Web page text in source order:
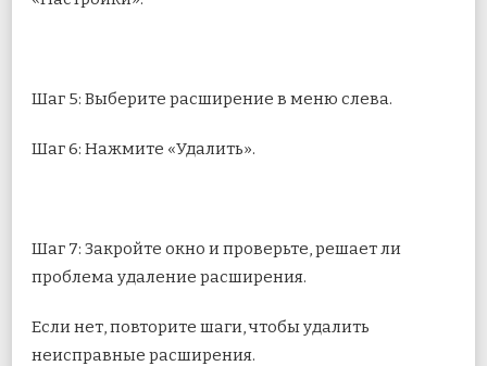
Шаг 5: Выберите расширение в меню слева.
Шаг 6: Нажмите «Удалить».
Шаг 7: Закройте окно и проверьте, решает ли
проблема удаление расширения.
Если нет, повторите шаги, чтобы удалить
неисправные расширения.